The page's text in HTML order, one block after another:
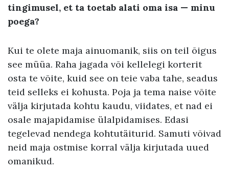
tingimusel, et ta toetab alati oma isa — minu
poega?
Kui te olete maja ainuomanik, siis on teil õigus
see müüa. Raha jagada või kellelegi korterit
osta te võite, kuid see on teie vaba tahe, seadus
teid selleks ei kohusta. Poja ja tema naise võite
välja kirjutada kohtu kaudu, viidates, et nad ei
osale majapidamise ülalpidamises. Edasi
tegelevad nendega kohtutäiturid. Samuti võivad
neid maja ostmise korral välja kirjutada uued
omanikud.